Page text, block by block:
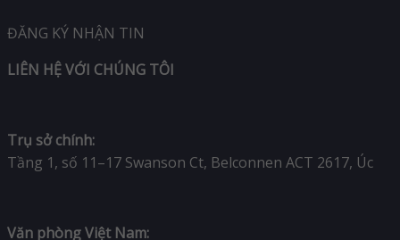
ĐĂNG KÝ NHẬN TIN
LIÊN HỆ VỚI CHÚNG TÔI
Trụ sở chính:
Tầng 1, số 11–17 Swanson Ct, Belconnen ACT 2617, Úc
Văn phòng Việt Nam: